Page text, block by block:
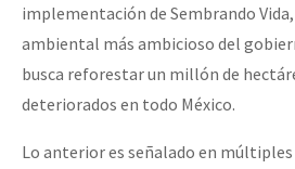
implementación de Sembrando
ambiental más ambicioso del
busca reforestar un millón de
deteriorados en todo México.
Lo anterior es señalado en